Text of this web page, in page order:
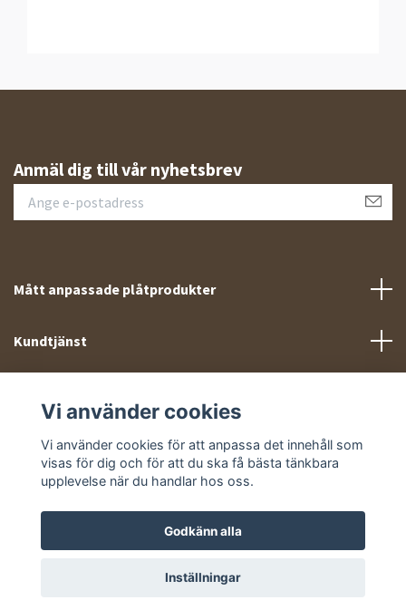
Anmäl dig till vår nyhetsbrev
Mått anpassade plåtprodukter
Kundtjänst
Sociala medier
© 2026 Takprofiler.se
Vi använder cookies
Vi använder cookies för att anpassa det innehåll som
visas för dig och för att du ska få bästa tänkbara
upplevelse när du handlar hos oss.
Godkänn alla
Inställningar